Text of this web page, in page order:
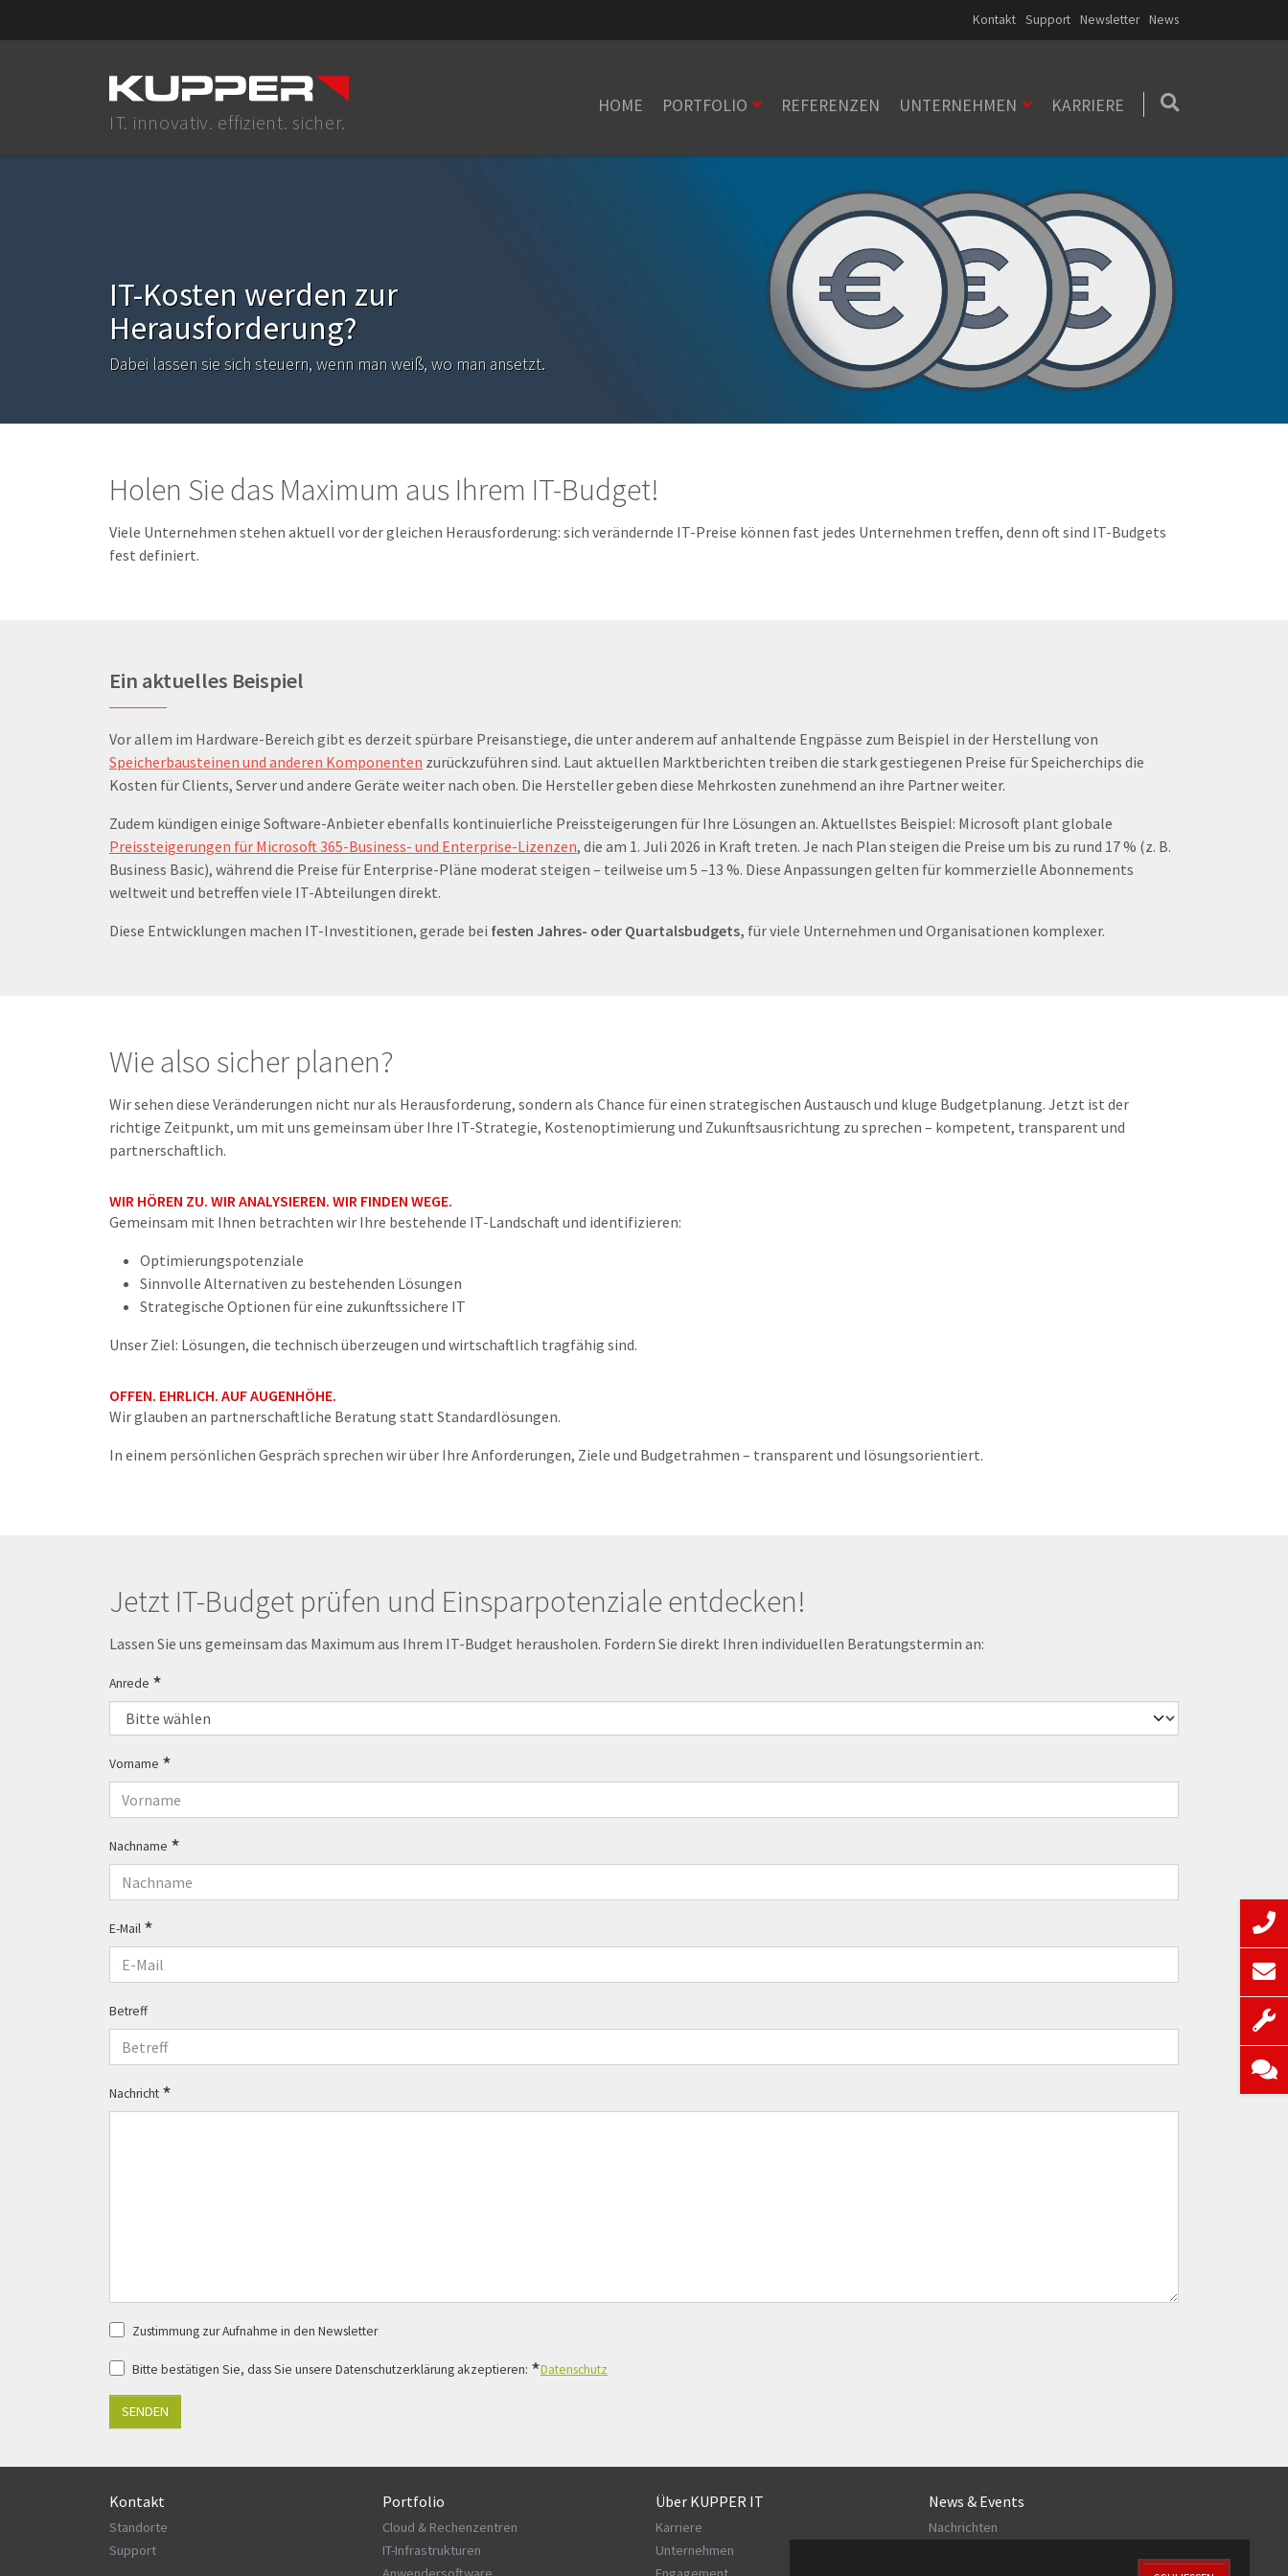
Kontakt Support Newsletter News
IT. innovativ. effizient. sicher.
HOME PORTFOLIO REFERENZEN UNTERNEHMEN KARRIERE
IT-Kosten werden zur
Herausforderung?
Dabei lassen sie sich steuern, wenn man weiß, wo man ansetzt.
Holen Sie das Maximum aus Ihrem IT-Budget!
Viele Unternehmen stehen aktuell vor der gleichen Herausforderung: sich verändernde IT-Preise können fast jedes Unternehmen treffen, denn oft sind IT-Budgets
fest definiert.
Ein aktuelles Beispiel
Vor allem im Hardware-Bereich gibt es derzeit spürbare Preisanstiege, die unter anderem auf anhaltende Engpässe zum Beispiel in der Herstellung von
Speicherbausteinen und anderen Komponenten zurückzuführen sind. Laut aktuellen Marktberichten treiben die stark gestiegenen Preise für Speicherchips die
Kosten für Clients, Server und andere Geräte weiter nach oben. Die Hersteller geben diese Mehrkosten zunehmend an ihre Partner weiter.
Zudem kündigen einige Software-Anbieter ebenfalls kontinuierliche Preissteigerungen für Ihre Lösungen an. Aktuellstes Beispiel: Microsoft plant globale
Preissteigerungen für Microsoft 365-Business- und Enterprise-Lizenzen, die am 1. Juli 2026 in Kraft treten. Je nach Plan steigen die Preise um bis zu rund 17 % (z. B.
Business Basic), während die Preise für Enterprise-Pläne moderat steigen – teilweise um 5 –13 %. Diese Anpassungen gelten für kommerzielle Abonnements
weltweit und betreffen viele IT-Abteilungen direkt.
Diese Entwicklungen machen IT-Investitionen, gerade bei festen Jahres- oder Quartalsbudgets, für viele Unternehmen und Organisationen komplexer.
Wie also sicher planen?
Wir sehen diese Veränderungen nicht nur als Herausforderung, sondern als Chance für einen strategischen Austausch und kluge Budgetplanung. Jetzt ist der
richtige Zeitpunkt, um mit uns gemeinsam über Ihre IT-Strategie, Kostenoptimierung und Zukunftsausrichtung zu sprechen – kompetent, transparent und
partnerschaftlich.
WIR HÖREN ZU. WIR ANALYSIEREN. WIR FINDEN WEGE.
Gemeinsam mit Ihnen betrachten wir Ihre bestehende IT-Landschaft und identifizieren:
Optimierungspotenziale
Sinnvolle Alternativen zu bestehenden Lösungen
Strategische Optionen für eine zukunftssichere IT
Unser Ziel: Lösungen, die technisch überzeugen und wirtschaftlich tragfähig sind.
OFFEN. EHRLICH. AUF AUGENHÖHE.
Wir glauben an partnerschaftliche Beratung statt Standardlösungen.
In einem persönlichen Gespräch sprechen wir über Ihre Anforderungen, Ziele und Budgetrahmen – transparent und lösungsorientiert.
Jetzt IT-Budget prüfen und Einsparpotenziale entdecken!
Lassen Sie uns gemeinsam das Maximum aus Ihrem IT-Budget herausholen. Fordern Sie direkt Ihren individuellen Beratungstermin an:
Anrede
Vorname
Nachname
E-Mail
Betreff
Nachricht
Zustimmung zur Aufnahme in den Newsletter
Bitte bestätigen Sie, dass Sie unsere Datenschutzerklärung akzeptieren: Datenschutz
SENDEN
Kontakt
Standorte
Support
Portfolio
Cloud & Rechenzentren
IT-Infrastrukturen
Über KUPPER IT
Karriere
Unternehmen
News & Events
Nachrichten